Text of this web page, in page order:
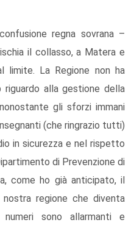
regna sovrana –
il collasso, a Matera e
La Regione non ha
alla gestione della
gli sforzi immani
(che ringrazio tutti)
in sicurezza e nel rispetto
di Prevenzione di
come ho già anticipato, il
regione che diventa
sono allarmanti e